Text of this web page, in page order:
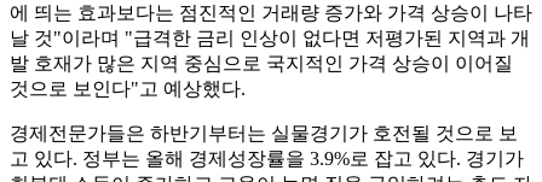
에 띄는 효과보다는 점진적인 거래량 증가와 가격 상승이 나타
날 것"이라며 "급격한 금리 인상이 없다면 저평가된 지역과 개
발 호재가 많은 지역 중심으로 국지적인 가격 상승이 이어질
것으로 보인다"고 예상했다.
경제전문가들은 하반기부터는 실물경기가 호전될 것으로 보
고 있다. 정부는 올해 경제성장률을 3.9%로 잡고 있다. 경기가